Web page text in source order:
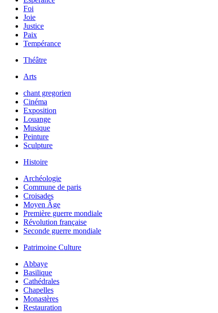
Foi
Joie
Justice
Paix
Tempérance
Théâtre
Arts
chant gregorien
Cinéma
Exposition
Louange
Musique
Peinture
Sculpture
Histoire
Archéologie
Commune de paris
Croisades
Moyen Âge
Première guerre mondiale
Révolution française
Seconde guerre mondiale
Patrimoine Culture
Abbaye
Basilique
Cathédrales
Chapelles
Monastères
Restauration